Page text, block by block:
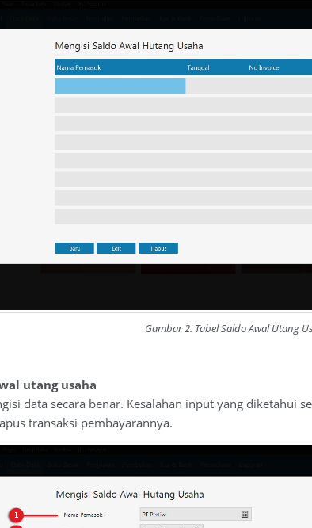
Gambar 2. Tabel Saldo Awal Utang
utang usaha
data secara benar. Kesalahan input yang diketahui
transaksi pembayarannya.